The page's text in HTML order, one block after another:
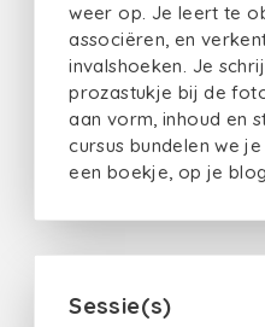
weer op. Je leert te
associëren, en
invalshoeken. Je
prozastukje bij de
aan vorm, inhoud en
cursus bundelen we
een boekje, op je
Sessie(s)